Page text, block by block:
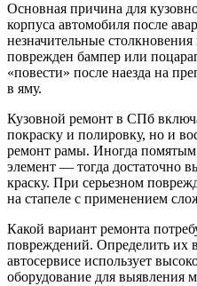
Основная причина для
корпуса автомобиля после
незначительные
поврежден бампер или
«повести» после наезда на
в яму.
Кузовной ремонт в СПб
покраску и полировку, но и
ремонт рамы. Иногда помятым
элемент — тогда достаточно
краску. При серьезном
на стапеле с применением
Какой вариант ремонта
повреждений. Определить их
автосервисе использует
оборудование для выявления